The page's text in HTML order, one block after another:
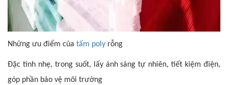
Những ưu điểm của tấm poly rỗng
Đặc tính nhẹ, trong suốt, lấy ánh sáng tự nhiên, tiết kiệm điện,
góp phần bảo vệ môi trường